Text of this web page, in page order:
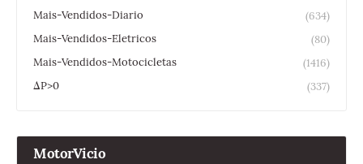
Mais-Vendidos-Diario
(634)
Mais-Vendidos-Eletricos
(80)
Mais-Vendidos-Motocicletas
(1416)
ΔP>0
(337)
MotorVicio